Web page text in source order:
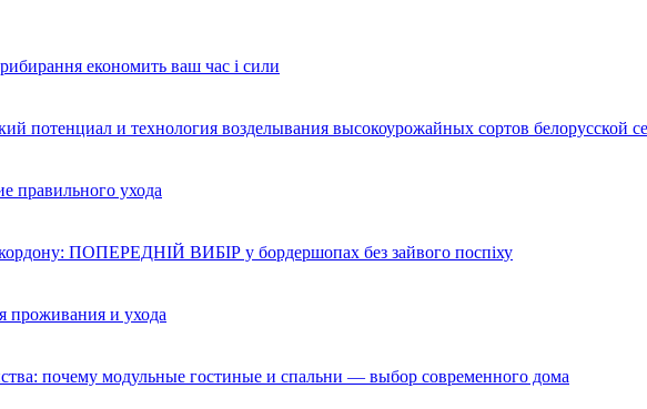
економить ваш час і сили
потенциал и технология возделывания высокоурожайных сортов белорусской
правильного ухода
ПОПЕРЕДНІЙ ВИБІР у бордершопах без зайвого поспіху
проживания и ухода
почему модульные гостиные и спальни — выбор современного дома